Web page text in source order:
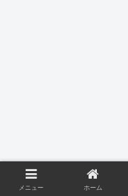
メニュー ホーム